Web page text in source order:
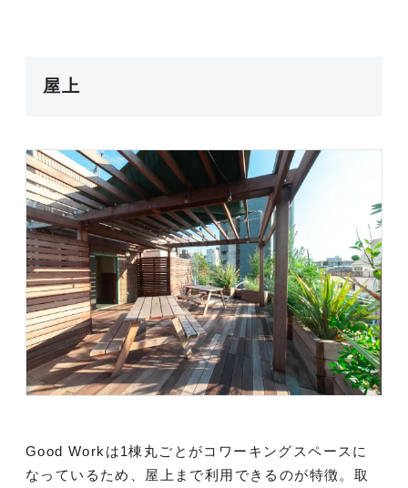
屋上
Good Workは1棟丸ごとがコワーキングスペースに
なっているため、屋上まで利用できるのが特徴。取